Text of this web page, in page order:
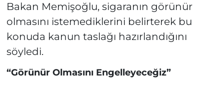
Bakan Memişoğlu, sigaranın görünür
olmasını istemediklerini belirterek bu
konuda kanun taslağı hazırlandığını
söyledi.
“Görünür Olmasını Engelleyeceğiz”